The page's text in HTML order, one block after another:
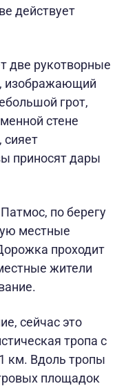
действует
две рукотворные
изображающий
грот,
стене
сияет
приносят дары
по берегу
местные
проходит
жители
сейчас это
тропа с
км. Вдоль тропы
площадок